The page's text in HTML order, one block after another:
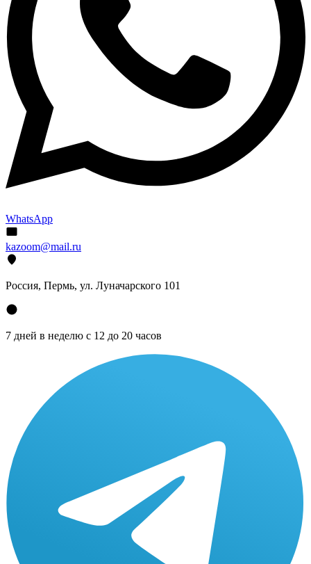
WhatsApp
kazoom@mail.ru
Россия, Пермь, ул. Луначарского 101
7 дней в неделю с 12 до 20 часов